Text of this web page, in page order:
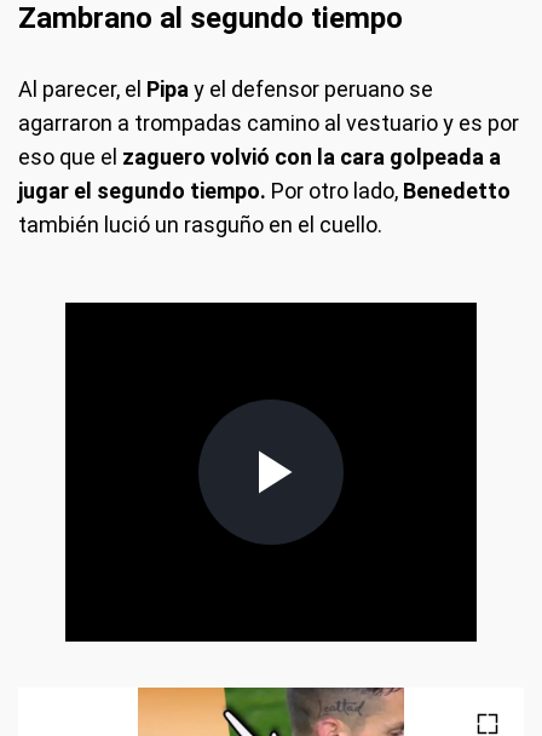
Zambrano al segundo tiempo
Al parecer, el Pipa y el defensor peruano se
agarraron a trompadas camino al vestuario y es por
eso que el zaguero volvió con la cara golpeada a
jugar el segundo tiempo. Por otro lado, Benedetto
también lució un rasguño en el cuello.